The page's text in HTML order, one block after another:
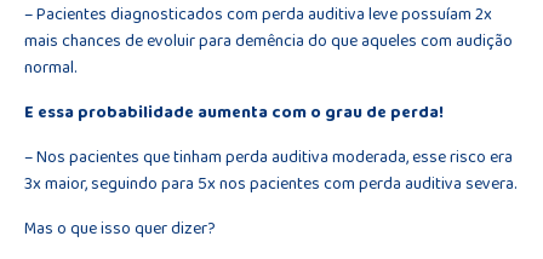
– Pacientes diagnosticados com perda auditiva leve possuíam 2x
mais chances de evoluir para demência do que aqueles com audição
normal.
E essa probabilidade aumenta com o grau de perda!
– Nos pacientes que tinham perda auditiva moderada, esse risco era
3x maior, seguindo para 5x nos pacientes com perda auditiva severa.
Mas o que isso quer dizer?